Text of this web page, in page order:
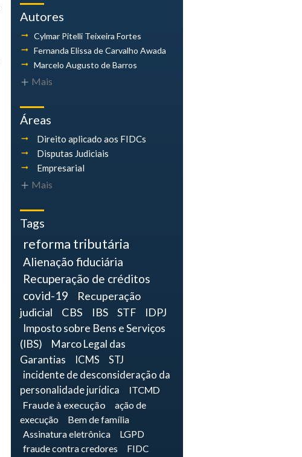
Autores
Cylmar Pitelli Teixeira Fortes
Fernanda Elissa de Carvalho Awada
Marcelo Augusto de Barros
Mais
Áreas
Direito aplicado aos FIDCs
Disputas Judiciais
Empresarial
Mais
Tags
reforma tributária
Alienação fiduciária
Recuperação de créditos
covid-19
Recuperação
judicial
CBS IBS STF
IDPJ
Imposto sobre Bens e Serviços
(IBS)
Marco Legal das
Garantias
ICMS
STJ
incidente de desconsideração da
personalidade jurídica
ITCMD
Fraude à execução
ação de
execução
Bem de família
Assinatura eletrônica
LGPD
fraude contra credores
FIDC